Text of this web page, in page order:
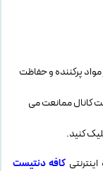
پرکننده و حفاظت
کانال ممانعت می
کنید.
اینترنتیکافه دنتیست